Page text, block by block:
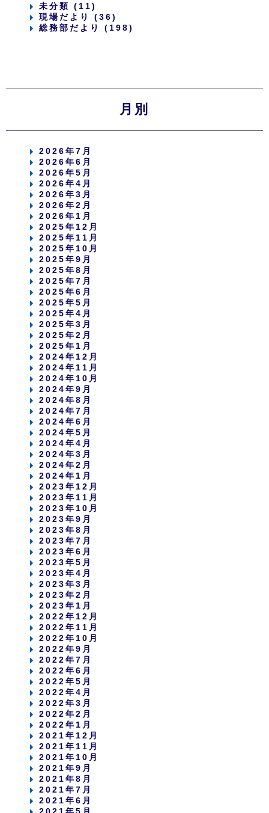
未分類 (11)
現場だより (36)
総務部だより (198)
月別
2026年7月
2026年6月
2026年5月
2026年4月
2026年3月
2026年2月
2026年1月
2025年12月
2025年11月
2025年10月
2025年9月
2025年8月
2025年7月
2025年6月
2025年5月
2025年4月
2025年3月
2025年2月
2025年1月
2024年12月
2024年11月
2024年10月
2024年9月
2024年8月
2024年7月
2024年6月
2024年5月
2024年4月
2024年3月
2024年2月
2024年1月
2023年12月
2023年11月
2023年10月
2023年9月
2023年8月
2023年7月
2023年6月
2023年5月
2023年4月
2023年3月
2023年2月
2023年1月
2022年12月
2022年11月
2022年10月
2022年9月
2022年7月
2022年6月
2022年5月
2022年4月
2022年3月
2022年2月
2022年1月
2021年12月
2021年11月
2021年10月
2021年9月
2021年8月
2021年7月
2021年6月